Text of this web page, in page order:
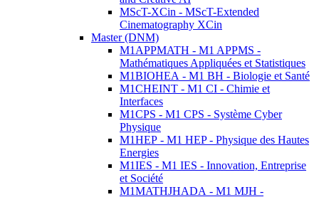
MScT-XCin - MScT-Extended
Cinematography XCin
Master (DNM)
M1APPMATH - M1 APPMS -
Mathématiques Appliquées et Statistiques
M1BIOHEA - M1 BH - Biologie et Santé
M1CHEINT - M1 CI - Chimie et
Interfaces
M1CPS - M1 CPS - Système Cyber
Physique
M1HEP - M1 HEP - Physique des Hautes
Energies
M1IES - M1 IES - Innovation, Entreprise
et Société
M1MATHJHADA - M1 MJH -